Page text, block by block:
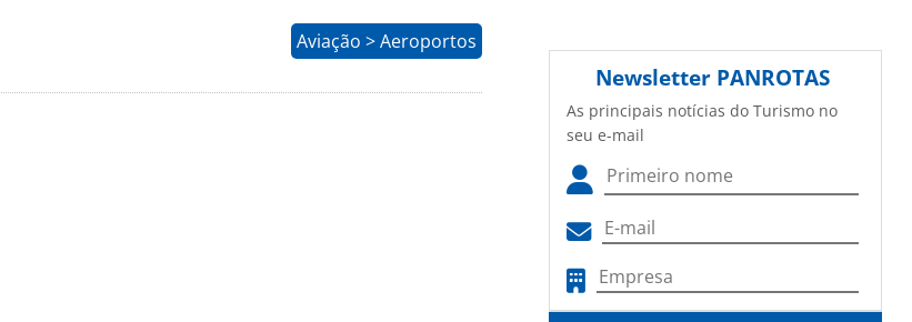
Aviação > Aeroportos
Newsletter PANROTAS
As principais notícias do Turismo no
seu e-mail